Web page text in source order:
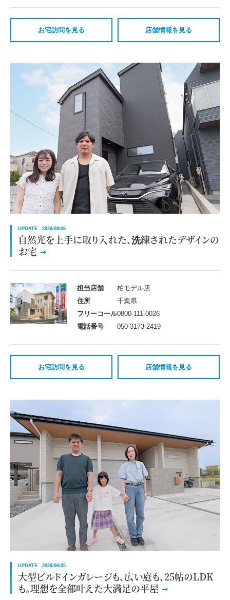
お宅訪問を見る 店舗情報を見る
UPDATE 2026/08/06
自然光を上手に取り入れた、洗練されたデザインの
お宅
担当店舗
柏モデル店
住所
千葉県
フリーコール0800-111-0026
電話番号
050-3173-2419
お宅訪問を見る 店舗情報を見る
UPDATE 2026/06/05
大型ビルドインガレージも、広い庭も、25帖のLDK
も。理想を全部叶えた大満足の平屋